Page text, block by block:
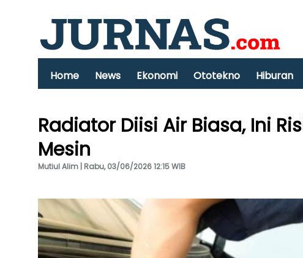
Home News Ekonomi Ototekno Hiburan
Radiator Diisi Air Biasa, Ini
Mesin
Mutiul Alim | Rabu, 03/06/2026 12:15 WIB